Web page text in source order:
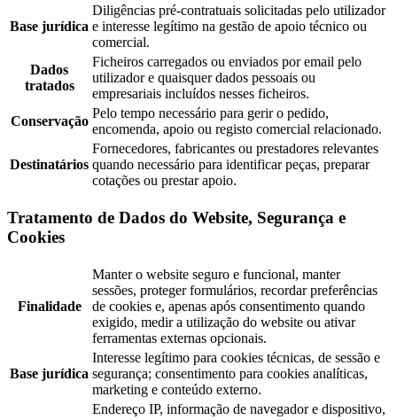
Base jurídica
Diligências pré-contratuais solicitadas pelo utilizador
e interesse legítimo na gestão de apoio técnico ou
comercial.
Dados
tratados
Ficheiros carregados ou enviados por email pelo
utilizador e quaisquer dados pessoais ou
empresariais incluídos nesses ficheiros.
Conservação
Pelo tempo necessário para gerir o pedido,
encomenda, apoio ou registo comercial relacionado.
Destinatários
Fornecedores, fabricantes ou prestadores relevantes
quando necessário para identificar peças, preparar
cotações ou prestar apoio.
Tratamento de Dados do Website, Segurança e
Cookies
Finalidade
Manter o website seguro e funcional, manter
sessões, proteger formulários, recordar preferências
de cookies e, apenas após consentimento quando
exigido, medir a utilização do website ou ativar
ferramentas externas opcionais.
Base jurídica
Interesse legítimo para cookies técnicas, de sessão e
segurança; consentimento para cookies analíticas,
marketing e conteúdo externo.
Endereço IP, informação de navegador e dispositivo,